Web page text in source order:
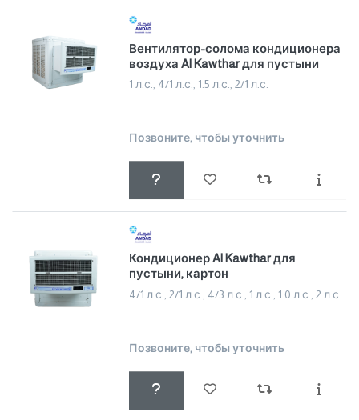
Вентилятор-солома кондиционера
воздуха Al Kawthar для пустыни
1 л.с., 4/1 л.с., 1.5 л.с., 2/1 л.с.
Позвоните, чтобы уточнить
Кондиционер Al Kawthar для
пустыни, картон
4/1 л.с., 2/1 л.с., 4/3 л.с., 1 л.с., 1.0 л.с., 2 л.с.
Позвоните, чтобы уточнить